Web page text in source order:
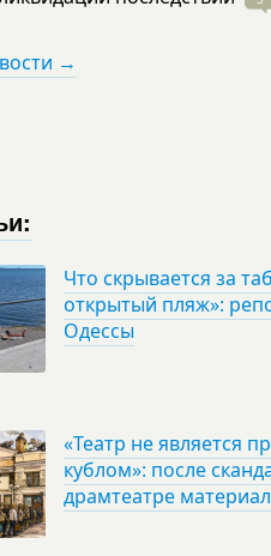
→
Что скрывается за
открытый пляж»:
Одессы
«Театр не является
кублом»: после
драмтеатре